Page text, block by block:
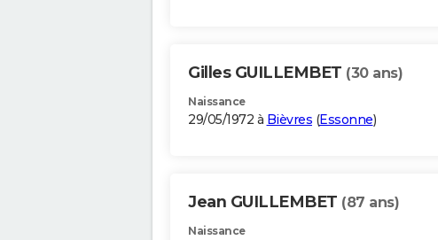
Gilles GUILLEMBET (30 ans)
Naissance
29/05/1972 à Bièvres (Essonne)
Jean GUILLEMBET (87 ans)
Naissance